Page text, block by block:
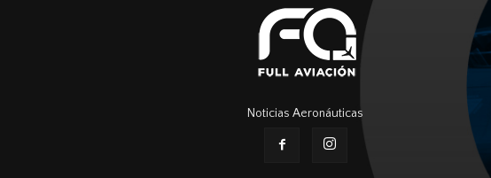
Noticias Aeronáuticas